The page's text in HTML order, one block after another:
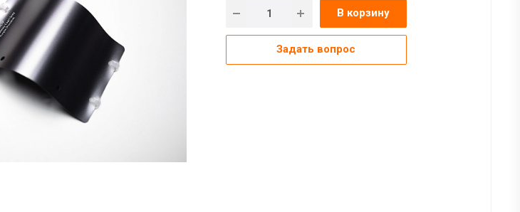
В корзину
Задать вопрос